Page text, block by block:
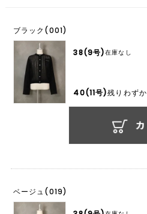
ブラック(001)
38(9号)在庫なし
40(11号)残りわずか
ベージュ(019)